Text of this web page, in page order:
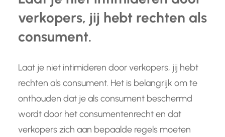
verkopers, jij hebt rechten als
consument.
Laat je niet intimideren door verkopers, jij hebt
rechten als consument. Het is belangrijk om te
onthouden dat je als consument beschermd
wordt door het consumentenrecht en dat
verkopers zich aan bepaalde regels moeten